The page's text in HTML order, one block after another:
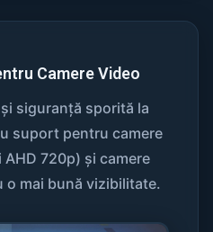
Camere Video
siguranță sporită la
suport pentru camere
AHD 720p) și camere
o mai bună vizibilitate.